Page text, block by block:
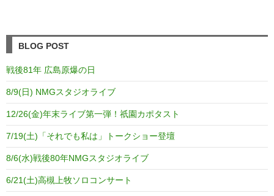
BLOG POST
戦後81年 広島原爆の日
8/9(日) NMGスタジオライブ
12/26(金)年末ライブ第一弾！祇園カポタスト
7/19(土)「それでも私は」トークショー登壇
8/6(水)戦後80年NMGスタジオライブ
6/21(土)高槻上牧ソロコンサート